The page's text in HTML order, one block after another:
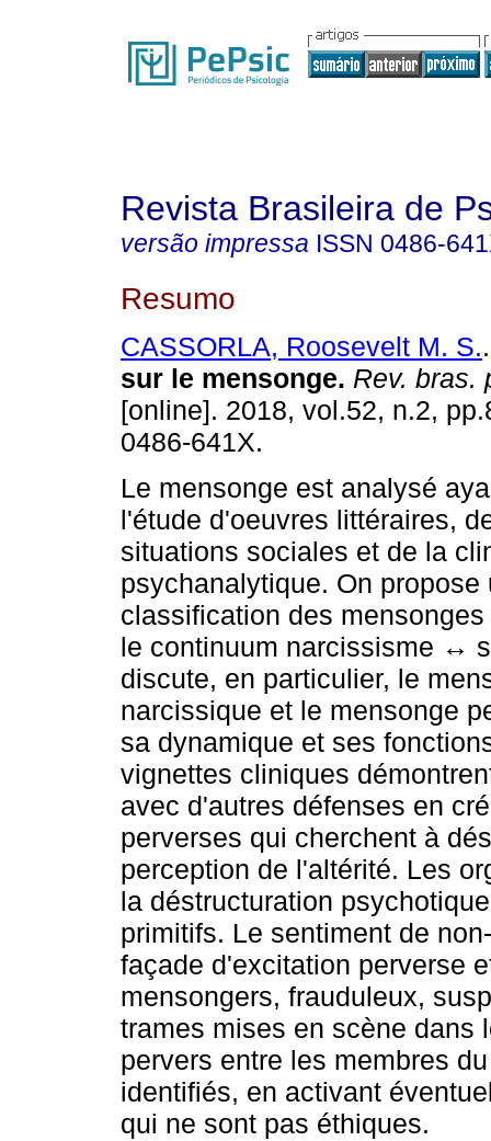
Revista Brasileira de
versão impressa ISSN 0486-
Resumo
CASSORLA, Roosevelt M. S..
sur le mensonge. Rev. bras.
[online]. 2018, vol.52, n.2,
0486-641X.
Le mensonge est analysé
l'étude d'oeuvres littéraires,
situations sociales et de la
psychanalytique. On propose
classification des
le continuum narcissisme ↔
discute, en particulier, le
narcissique et le mensonge
sa dynamique et ses
vignettes cliniques
avec d'autres défenses en
perverses qui cherchent à
perception de l'altérité. Les
la déstructuration
primitifs. Le sentiment de
façade d'excitation perverse
mensongers, frauduleux,
trames mises en scène dans
pervers entre les membres
identifiés, en activant
qui ne sont pas éthiques.